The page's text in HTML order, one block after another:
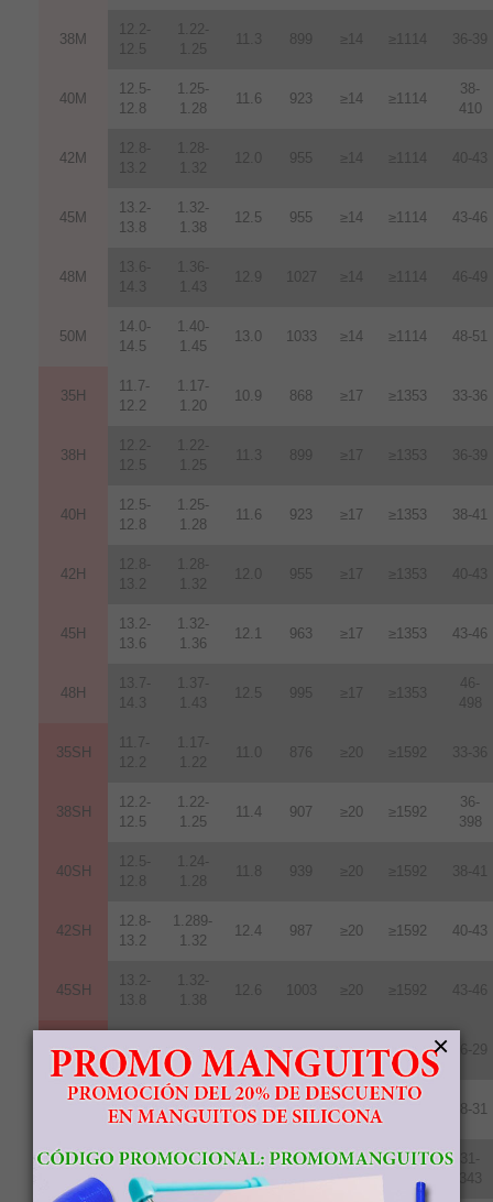
38M
12.2-
12.5
1.22-
1.25
11.3 899 ≥14 ≥1114 36-39
40M
12.5-
12.8
1.25-
1.28
11.6 923 ≥14 ≥1114
38-
410
42M
12.8-
13.2
1.28-
1.32
12.0 955 ≥14 ≥1114 40-43
45M
13.2-
13.8
1.32-
1.38
12.5 955 ≥14 ≥1114 43-46
48M
13.6-
14.3
1.36-
1.43
12.9 1027 ≥14 ≥1114 46-49
50M
14.0-
14.5
1.40-
1.45
13.0 1033 ≥14 ≥1114 48-51
35H
11.7-
12.2
1.17-
1.20
10.9 868 ≥17 ≥1353 33-36
38H
12.2-
12.5
1.22-
1.25
11.3 899 ≥17 ≥1353 36-39
40H
12.5-
12.8
1.25-
1.28
11.6 923 ≥17 ≥1353 38-41
42H
12.8-
13.2
1.28-
1.32
12 0 955 ≥17 ≥1353 40-43
45H
13.2-
13.6
1.32-
1.36
12.1 963 ≥17 ≥1353 43-46
48H
13.7-
14.3
1.37-
1.43
12.5 995 ≥17 ≥1353
46-
498
35SH
11.7-
12.2
1.17-
1.22
11.0 876 ≥20 ≥1592 33-36
38SH
12.2-
12.5
1.22-
1.25
11.4 907 ≥20 ≥1592
36-
398
40SH
12.5-
12.8
1.24-
1.28
11.8 939 ≥20 ≥1592 38-41
42SH
12.8-
13.2
1.289-
1.32
12.4 987 ≥20 ≥1592 40-43
45SH
13.2-
13.8
1.32-
1.38
12.6 1003 ≥20 ≥1592 43-46
28UH
10.8
1.08
9.6 764 ≥25 ≥1990 26-29
10.8-
11.3
1.08-
1.13
10.2 812 ≥25 28-31
33UH
11.3-
11.7
1.13-
1.17
10.7 852 ≥25 ≥1990
31-
343
×